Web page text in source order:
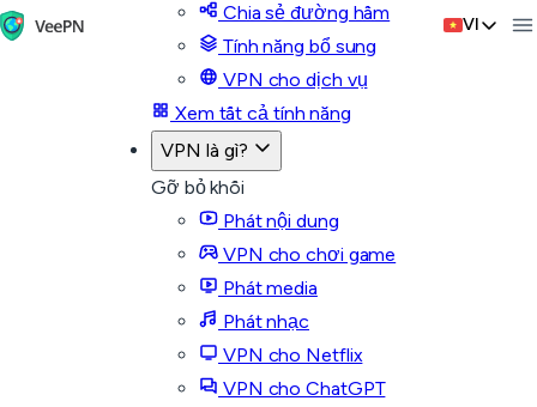
Chia sẻ đường hầm
Tính năng bổ sung
VPN cho dịch vụ
Xem tất cả tính năng
VPN là gì?
Gỡ bỏ khối
Phát nội dung
VPN cho chơi game
Phát media
Phát nhạc
VPN cho Netflix
VPN cho ChatGPT
VI